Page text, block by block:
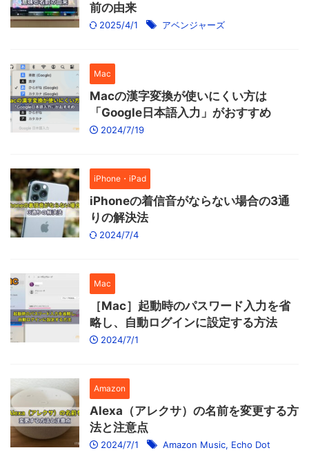
前の由来
2025/4/1 アベンジャーズ
Mac
Macの漢字変換が使いにくい方は
「Google日本語入力」がおすすめ
2024/7/19
iPhone・iPad
iPhoneの着信音がならない場合の3通
りの解決法
2024/7/4
Mac
［Mac］起動時のパスワード入力を省
略し、自動ログインに設定する方法
2024/7/1
Amazon
Alexa（アレクサ）の名前を変更する方
法と注意点
2024/7/1 Amazon Music, Echo Dot